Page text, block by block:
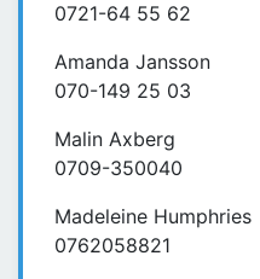
0721-64 55 62
Amanda Jansson
070-149 25 03
Malin Axberg
0709-350040
Madeleine Humphries
0762058821